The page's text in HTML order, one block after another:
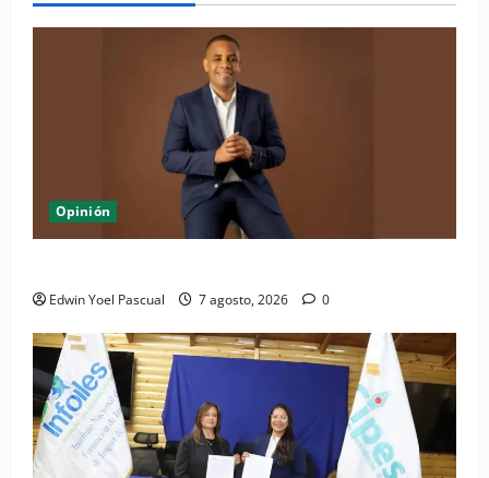
Opinión
Edwin Yoel Pascual 7 agosto, 2026 0